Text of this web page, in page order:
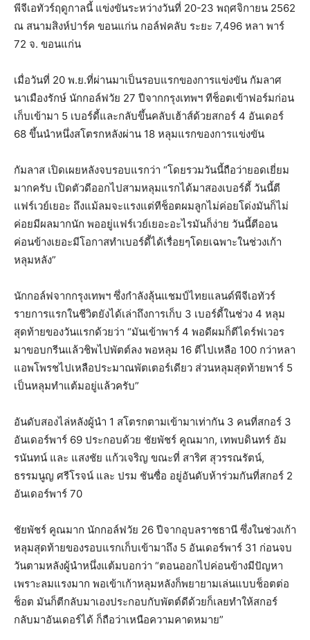
พีจีเอทัวร์ฤดูกาลนี้ แข่งขันระหว่างวันที่ 20-23 พฤศจิกายน 2562
ณ สนามสิงห์ปาร์ค ขอนแก่น กอล์ฟคลับ ระยะ 7,496 หลา พาร์
72 จ. ขอนแก่น
เมื่อวันที่ 20 พ.ย.ที่ผ่านมาเป็นรอบแรกของการแข่งขัน กัมลาศ
นาเมืองรักษ์ นักกอล์ฟวัย 27 ปีจากกรุงเทพฯ ทีช็อตเข้าฟอร์มก่อน
เก็บเข้ามา 5 เบอร์ดี้และกลับขึ้นคลับเฮ้าส์ด้วยสกอร์ 4 อันเดอร์
68 ขึ้นนำหนึ่งสโตรกหลังผ่าน 18 หลุมแรกของการแข่งขัน
กัมลาส เปิดเผยหลังจบรอบแรกว่า “โดยรวมวันนี้ถือว่ายอดเยี่ยม
มากครับ เปิดตัวดีออกไปสามหลุมแรกได้มาสองเบอร์ดี้ วันนี้ตี
แฟร์เวย์เยอะ ถึงแม้ลมจะแรงแต่ทีช็อตผมลูกไม่ค่อยโด่งมันก็ไม่
ค่อยมีผลมากนัก พออยู่แฟร์เวย์เยอะอะไรมันก็ง่าย วันนี้ตีออน
ค่อนข้างเยอะมีโอกาสทำเบอร์ดี้ได้เรื่อยๆโดยเฉพาะในช่วงเก้า
หลุมหลัง”
นักกอล์ฟจากกรุงเทพฯ ซึ่งกำลังลุ้นแชมป์ไทยแลนด์พีจีเอทัวร์
รายการแรกในชีวิตยังได้เล่าถึงการเก็บ 3 เบอร์ดี้ในช่วง 4 หลุม
สุดท้ายของวันแรกด้วยว่า “มันเข้าพาร์ 4 พอดีผมก็ตีไดร์ฟเวอร
มาขอบกรีนแล้วชิพไปพัตต์ลง พอหลุม 16 ตีไปเหลือ 100 กว่าหลา
แอพโพรชไปเหลือประมาณพัตเตอร์เดียว ส่วนหลุมสุดท้ายพาร์ 5
เป็นหลุมทำแต้มอยู่แล้วครับ”
อันดับสองไล่หลังผู้นำ 1 สโตรกตามเข้ามาเท่ากัน 3 คนที่สกอร์ 3
อันเดอร์พาร์ 69 ประกอบด้วย ชัยพัชร์ คูณมาก, เทพบดินทร์ อัม
รนันทน์ และ แสงชัย แก้วเจริญ ขณะที่ สาริศ สุวรรณรัตน์,
ธรรมนูญ ศรีโรจน์ และ ปรม ชันซื่อ อยู่อันดับห้าร่วมกันที่สกอร์ 2
อันเดอร์พาร์ 70
ชัยพัชร์ คูณมาก นักกอล์ฟวัย 26 ปีจากอุบลราชธานี ซึ่งในช่วงเก้า
หลุมสุดท้ายของรอบแรกเก็บเข้ามาถึง 5 อันเดอร์พาร์ 31 ก่อนจบ
วันตามหลังผู้นำหนึ่งแต้มบอกว่า “ตอนออกไปค่อนข้างมีปัญหา
เพราะลมแรงมาก พอเข้าเก้าหลุมหลังก็พยายามเล่นแบบช็อตต่อ
ช็อต มันก็ตีกลับมาเองประกอบกับพัตต์ดีด้วยก็เลยทำให้สกอร์
กลับมาอันเดอร์ได้ ก็ถือว่าเหนือความคาดหมาย”